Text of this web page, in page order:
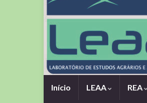
Início LEAA REA